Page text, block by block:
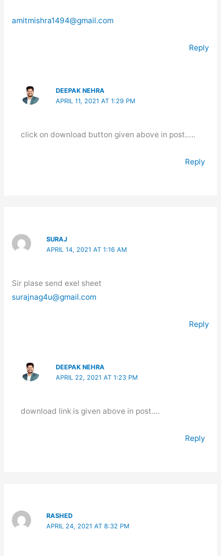
amitmishra1494@gmail.com
Reply
DEEPAK NEHRA
APRIL 11, 2021 AT 1:29 PM
click on download button given above in post…..
Reply
SURAJ
APRIL 14, 2021 AT 1:16 AM
Sir plase send exel sheet
surajnag4u@gmail.com
Reply
DEEPAK NEHRA
APRIL 22, 2021 AT 1:23 PM
download link is given above in post….
Reply
RASHED
APRIL 24, 2021 AT 8:32 PM